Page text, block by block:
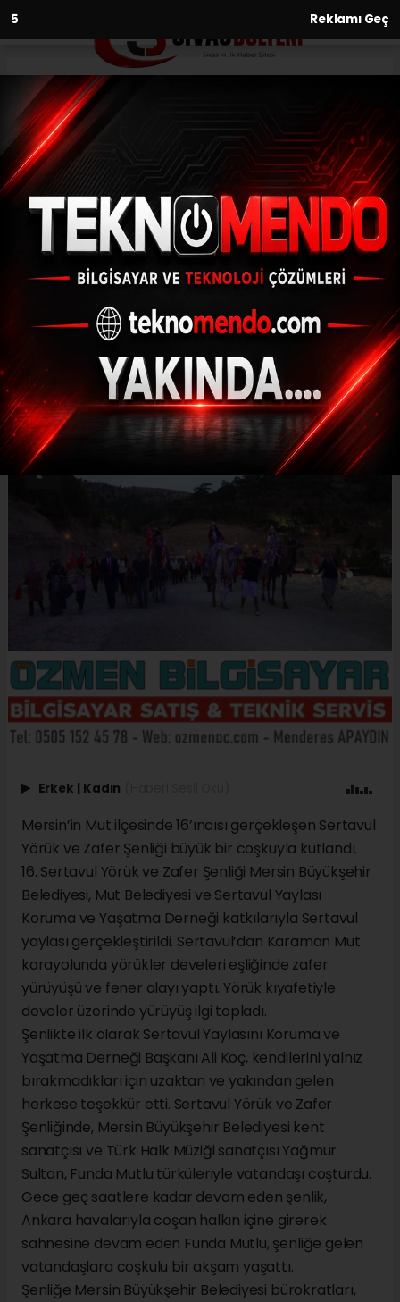
3 Reklamı Geç
Anasayfa Kültür-Sanat-Tarih
Geleneksel 16’ıncı Sertavul
Yörük ve Zafer Şenliği coşkuyla
kutlandı
KÜLTÜR-SANAT-TARIH
(İHA) - İhlas Haber Ajansı | 31.08.2024 - 12:03, Güncelleme: 31.08.2024
- 11:32
Geleneksel 16’ıncı Sertavul Yörük ve Zafer
Şenliği coşkuyla kutlandı
ABONE OL
Erkek | Kadın
Mersin’in Mut ilçesinde 16’ıncısı gerçekleşen Sertavul
Yörük ve Zafer Şenliği büyük bir coşkuyla kutlandı.
16. Sertavul Yörük ve Zafer Şenliği Mersin Büyükşehir
Belediyesi, Mut Belediyesi ve Sertavul Yaylası
Koruma ve Yaşatma Derneği katkılarıyla Sertavul
yaylası gerçekleştirildi. Sertavul’dan Karaman Mut
karayolunda yörükler develeri eşliğinde zafer
yürüyüşü ve fener alayı yaptı. Yörük kıyafetiyle
develer üzerinde yürüyüş ilgi topladı.
Şenlikte ilk olarak Sertavul Yaylasını Koruma ve
Yaşatma Derneği Başkanı Ali Koç, kendilerini yalnız
bırakmadıkları için uzaktan ve yakından gelen
herkese teşekkür etti. Sertavul Yörük ve Zafer
Şenliğinde, Mersin Büyükşehir Belediyesi kent
sanatçısı ve Türk Halk Müziği sanatçısı Yağmur
Sultan, Funda Mutlu türküleriyle vatandaşı coşturdu.
Gece geç saatlere kadar devam eden şenlik,
Ankara havalarıyla coşan halkın içine girerek
sahnesine devam eden Funda Mutlu, şenliğe gelen
vatandaşlara coşkulu bir akşam yaşattı.
Şenliğe Mersin Büyükşehir Belediyesi bürokratları,